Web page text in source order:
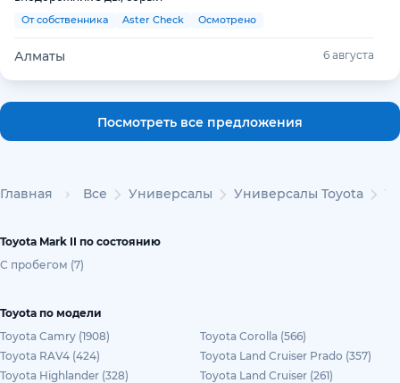
От собственника Aster Check Осмотрено
Алматы 6 августа
Посмотреть все предложения
Главная Все Универсалы Универсалы Toyota
Toyota Mark II по состоянию
С пробегом (7)
Toyota по модели
Toyota Camry (1908)
Toyota Corolla (566)
Toyota RAV4 (424)
Toyota Land Cruiser Prado (357)
Toyota Highlander (328)
Toyota Land Cruiser (261)